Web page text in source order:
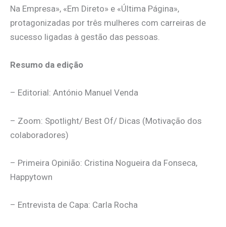
Na Empresa», «Em Direto» e «Última Página»,
protagonizadas por três mulheres com carreiras de
sucesso ligadas à gestão das pessoas.
Resumo da edição
– Editorial: António Manuel Venda
– Zoom: Spotlight/ Best Of/ Dicas (Motivação dos
colaboradores)
– Primeira Opinião: Cristina Nogueira da Fonseca,
Happytown
– Entrevista de Capa: Carla Rocha